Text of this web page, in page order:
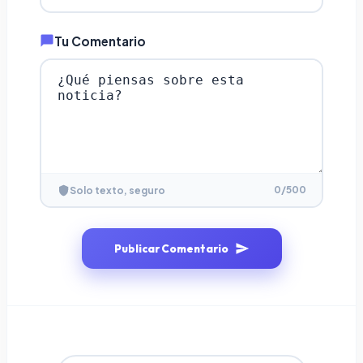
Tu Comentario
Solo texto, seguro 0/500
Publicar Comentario